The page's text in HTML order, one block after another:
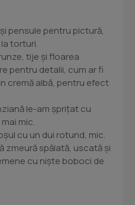
pensule pentru pictură,
torturi.
tije și floarea
pentru detalii, cum ar fi
cremă albă, pentru efect
le-am șprițat cu
mic.
cu un dui rotund, mic.
zmeură spălată, uscată și
cu niște boboci de